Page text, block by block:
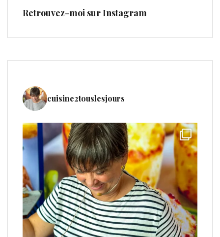
Retrouvez-moi sur Instagram
cuisine2touslesjours